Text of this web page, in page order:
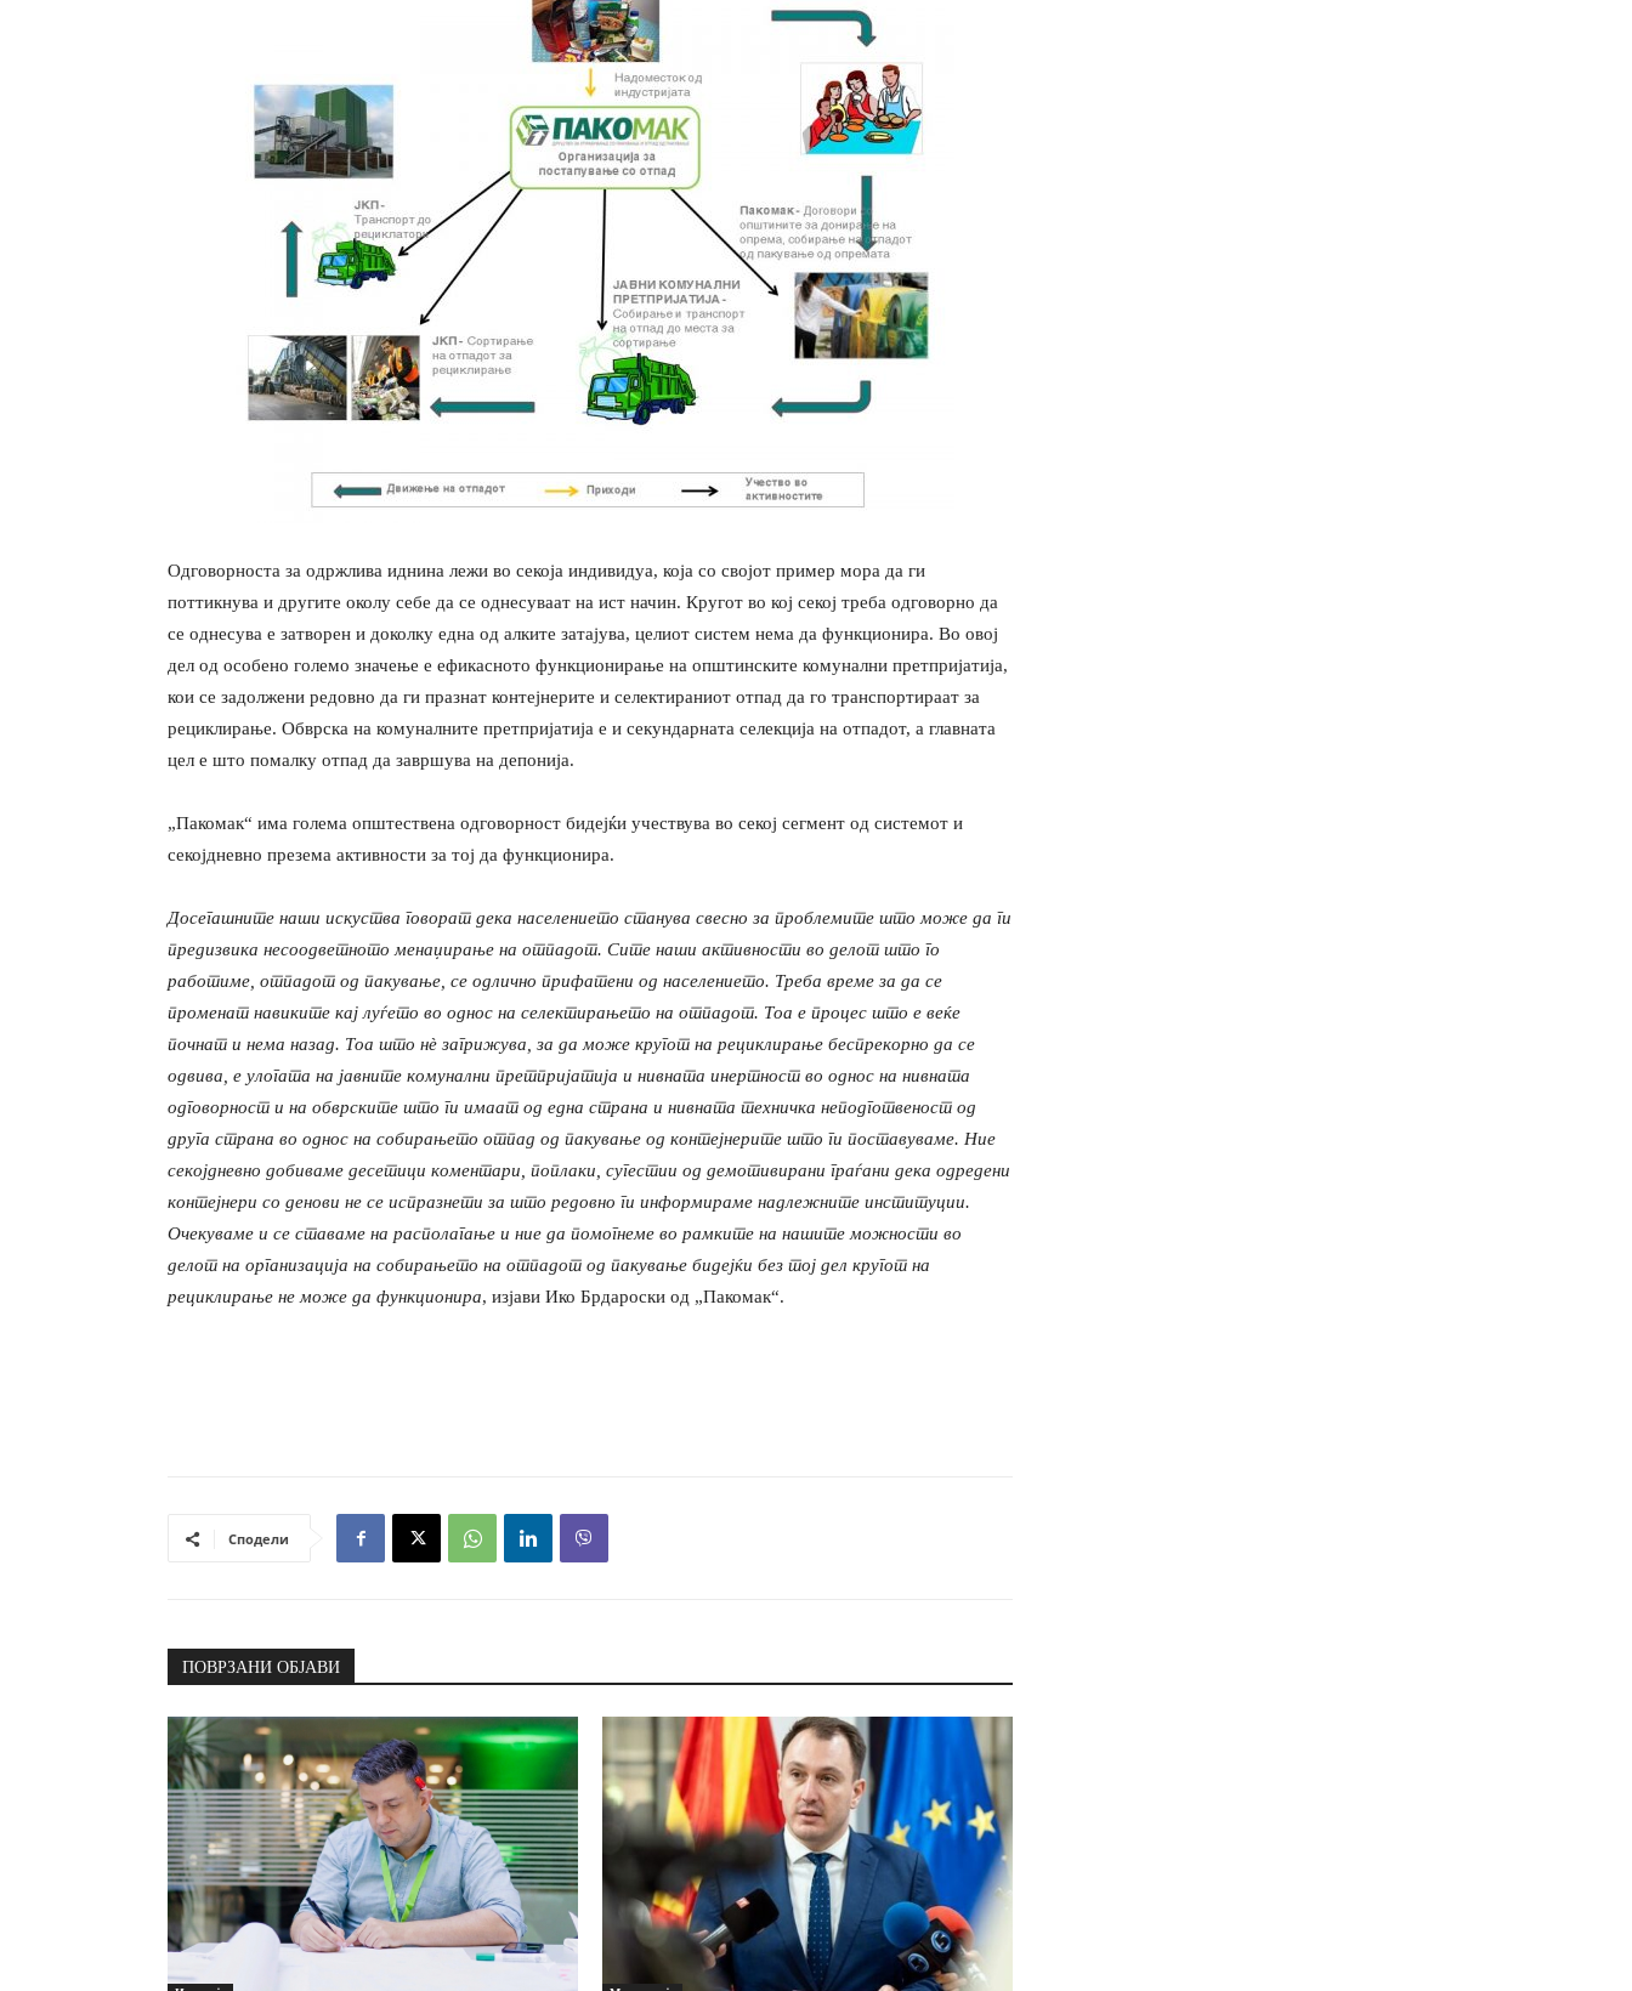
Одговорноста за одржлива иднина лежи во секоја индивидуа, која со својот пример мора да ги
поттикнува и другите околу себе да се однесуваат на ист начин. Кругот во кој секој треба одговорно да
се однесува е затворен и доколку една од алките затајува, целиот систем нема да функционира. Во овој
дел од особено големо значење е ефикасното функционирање на општинските комунални претпријатија,
кои се задолжени редовно да ги празнат контејнерите и селектираниот отпад да го транспортираат за
рециклирање. Обврска на комуналните претпријатија е и секундарната селекција на отпадот, а главната
цел е што помалку отпад да завршува на депонија.
„Пакомак“ има голема општествена одговорност бидејќи учествува во секој сегмент од системот и
секојдневно презема активности за тој да функционира.
Досегашните наши искуства говорат дека населението станува свесно за проблемите што може да ги
предизвика несоодветното менаџирање на отпадот. Сите наши активности во делот што го
работиме, отпадот од пакување, се одлично прифатени од населението. Треба време за да се
променат навиките кај луѓето во однос на селектирањето на отпадот. Тоа е процес што е веќе
почнат и нема назад. Тоа што нѐ загрижува, за да може кругот на рециклирање беспрекорно да се
одвива, е улогата на јавните комунални претпријатија и нивната инертност во однос на нивната
одговорност и на обврските што ги имаат од една страна и нивната техничка неподготвеност од
друга страна во однос на собирањето отпад од пакување од контејнерите што ги поставуваме. Ние
секојдневно добиваме десетици коментари, поплаки, сугестии од демотивирани граѓани дека одредени
контејнери со денови не се испразнети за што редовно ги информираме надлежните институции.
Очекуваме и се ставаме на располагање и ние да помогнеме во рамките на нашите можности во
делот на организација на собирањето на отпадот од пакување бидејќи без тој дел кругот на
рециклирање не може да функционира, изјави Ико Брдароски од „Пакомак“.
Сподели
ПОВРЗАНИ ОБЈАВИ